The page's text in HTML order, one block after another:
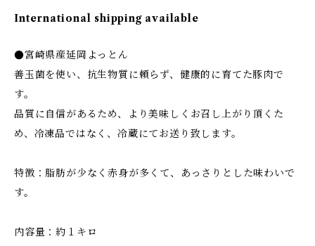
International shipping available
●宮崎県産延岡よっとん
善玉菌を使い、抗生物質に頼らず、健康的に育てた豚肉で
す。
品質に自信があるため、より美味しくお召し上がり頂くた
め、冷凍品ではなく、冷蔵にてお送り致します。
特徴：脂肪が少なく赤身が多くて、あっさりとした味わいで
す。
内容量：約１キロ